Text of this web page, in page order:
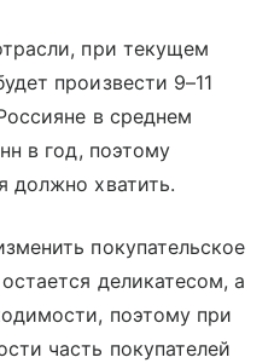
при текущем
произвести 9–11
в среднем
в год, поэтому
должно хватить.
покупательское
деликатесом, а
поэтому при
часть покупателей